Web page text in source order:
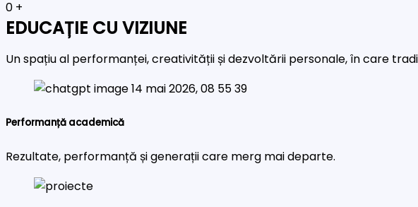
0 +
EDUCAȚIE CU VIZIUNE
Un spațiu al performanței, creativității și dezvoltării personale, în care
Performanță academică
Rezultate, performanță și generații care merg mai departe.